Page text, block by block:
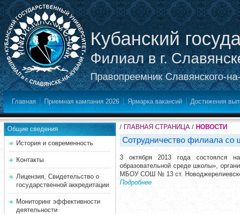
Кубанский
Филиал в г.
Правопреемник Славянского-на-
Главная Приемная кампания 2026 Ярмарка вакансий Достижения
Общие сведения
История и современность
Контакты
Лицензия, Свидетельство о
государственной аккредитации
Мониторинг эффективности
деятельности
/ ГЛАВНАЯ СТРАНИЦА / НОВОСТИ
Сотрудничество филиала со
3 октября 2013 года состоялся
образовательной среде школы»,
МБОУ СОШ № 13 ст.
Подробнее